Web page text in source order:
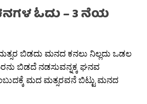
ಓದು – 3 ನೆಯ
ಬಿಡದು ಮನದ ಕನಲು ನಿಲ್ಲದು ಒಡಲ
ಬಿಡದೆ ನಡಸುವನ್ನಕ್ಕ ಘನವ
ಮದ ಮತ್ಸರವನೆ ಬಿಟ್ಟು ಮನದ